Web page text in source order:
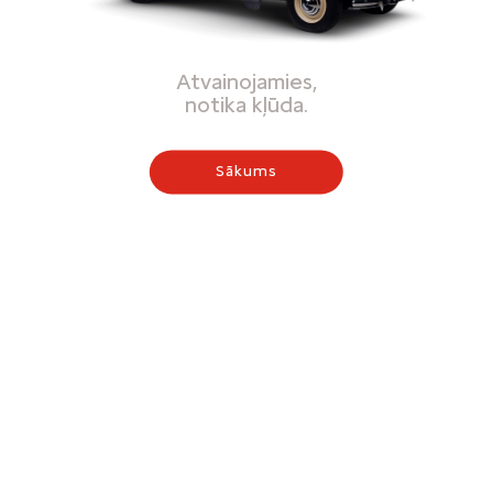
Atvainojamies,
notika kļūda.
Sākums